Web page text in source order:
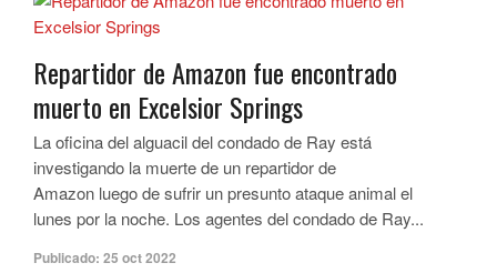
Repartidor de Amazon fue encontrado
muerto en Excelsior Springs
La oficina del alguacil del condado de Ray está
investigando la muerte de un repartidor de
Amazon luego de sufrir un presunto ataque animal el
lunes por la noche. Los agentes del condado de Ray...
Publicado: 25 oct 2022